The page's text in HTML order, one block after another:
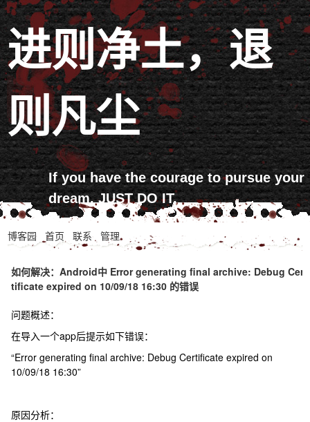
进则净土，退
则凡尘
If you have the courage to pursue your
dream, JUST DO IT.
博客园 首页 联系 管理
如何解决：Android中 Error generating final archive: Debug Cer
tificate expired on 10/09/18 16:30 的错误
问题概述：
在导入一个app后提示如下错误：
“Error generating final archive: Debug Certificate expired on
10/09/18 16:30”
原因分析：